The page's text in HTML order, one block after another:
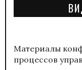
Материалы
процессов